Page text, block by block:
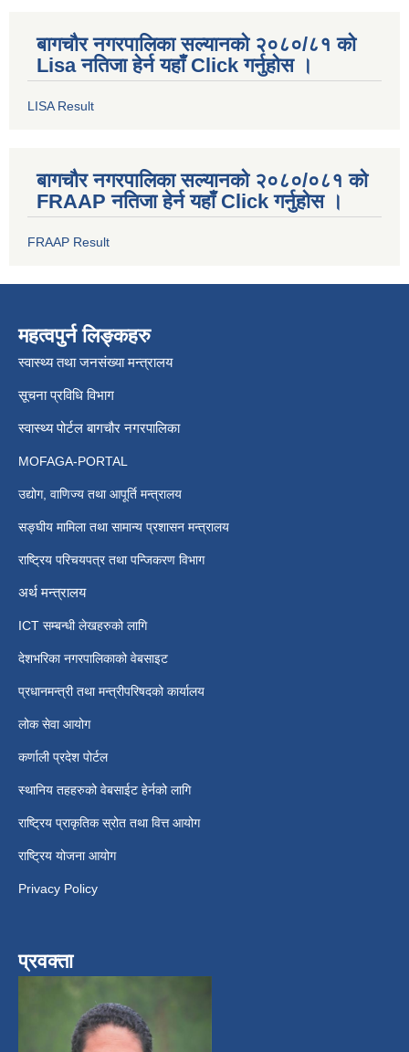
बागचौर नगरपालिका सल्यानको २०८०/८१ को
Lisa नतिजा हेर्न यहाँ Click गर्नुहोस ।
LISA Result
बागचौर नगरपालिका सल्यानको २०८०/०८१ को
FRAAP नतिजा हेर्न यहाँ Click गर्नुहोस ।
FRAAP Result
महत्वपुर्न लिङ्कहरु
स्वास्थ्य तथा जनसंख्या मन्त्रालय
सूचना प्रविधि विभाग
स्वास्थ्य पोर्टल बागचौर नगरपालिका
MOFAGA-PORTAL
उद्योग, वाणिज्य तथा आपूर्ति मन्त्रालय
सङ्घीय मामिला तथा सामान्य प्रशासन मन्त्रालय
राष्ट्रिय परिचयपत्र तथा पन्जिकरण विभाग
अर्थ मन्त्रालय
ICT सम्बन्धी लेखहरुको लागि
देशभरिका नगरपालिकाको वेबसाइट
प्रधानमन्त्री तथा मन्त्रीपरिषदको कार्यालय
लोक सेवा आयोग
कर्णाली प्रदेश पोर्टल
स्थानिय तहहरुको वेबसाईट हेर्नको लागि
राष्ट्रिय प्राकृतिक स्रोत तथा वित्त आयोग
राष्ट्रिय योजना आयोग
Privacy Policy
प्रवक्ता